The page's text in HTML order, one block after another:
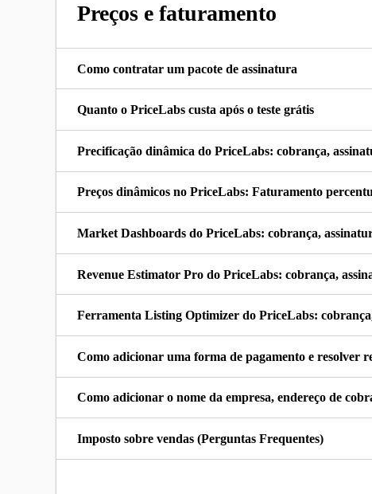
Preços e faturamento
Como contratar um pacote de assinatura
Quanto o PriceLabs custa após o teste grátis
Precificação dinâmica do PriceLabs: cobrança,
Preços dinâmicos no PriceLabs: Faturamento
Market Dashboards do PriceLabs: cobrança,
Revenue Estimator Pro do PriceLabs: cobrança,
Ferramenta Listing Optimizer do PriceLabs:
Como adicionar uma forma de pagamento e resolver
Como adicionar o nome da empresa, endereço de
Imposto sobre vendas (Perguntas Frequentes)